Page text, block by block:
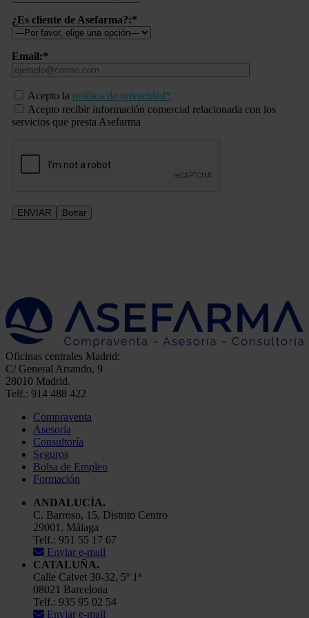
¿Es cliente de Asefarma?:*
Email:*
Acepto la política de privacidad*
Acepto recibir información comercial relacionada con los
servicios que presta Asefarma
Oficinas centrales Madrid:
C/ General Arrando, 9
28010 Madrid.
Telf.: 914 488 422
Compraventa
Asesoría
Consultoría
Seguros
Bolsa de Empleo
Formación
ANDALUCÍA.
C. Barroso, 15, Distrito Centro
29001, Málaga
Telf.: 951 55 17 67
Enviar e-mail
CATALUÑA.
Calle Calvet 30-32, 5º 1ª
08021 Barcelona
Telf.: 935 95 02 54
Enviar e-mail